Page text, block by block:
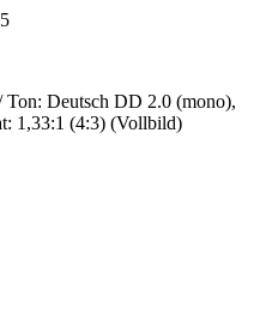
Ton: Deutsch DD 2.0 (mono),
1,33:1 (4:3) (Vollbild)